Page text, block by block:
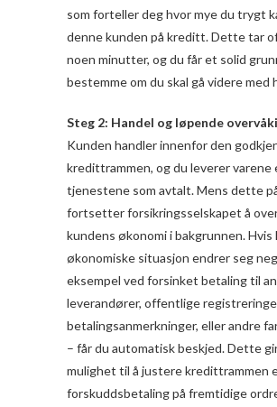
som forteller deg hvor mye du trygt
denne kunden på kreditt. Dette tar
noen minutter, og du får et solid
bestemme om du skal gå videre med
Steg 2: Handel og løpende
Kunden handler innenfor den
kredittrammen, og du leverer varene
tjenestene som avtalt. Mens dette
fortsetter forsikringsselskapet å
kundens økonomi i bakgrunnen. Hvis
økonomiske situasjon endrer seg
eksempel ved forsinket betaling til
leverandører, offentlige
betalingsanmerkninger, eller andre
– får du automatisk beskjed. Dette
mulighet til å justere kredittrammen
forskuddsbetaling på fremtidige